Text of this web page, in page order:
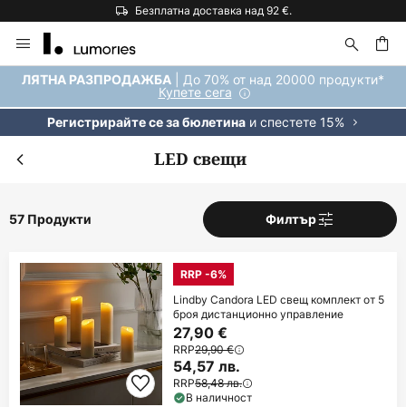
Безплатна доставка над 92 €.
Прескачане
към
съдържанието
ЛЯТНА РАЗПРОДАЖБА | До 70% от над 20000 продукти*
Купете сега
Регистрирайте се за бюлетинаи спестете 15%
LED свещи
57 Продукти Филтър
RRP -6%
Lindby Candora LED свещ комплект от 5
броя дистанционно управление
27,90 €
RRP29,90 €
54,57 лв.
RRP58,48 лв.
В наличност